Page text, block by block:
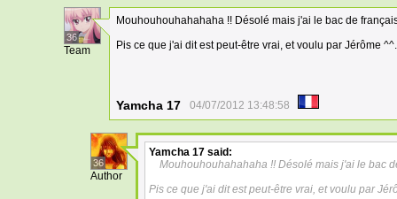
36
Team
Mouhouhouhahahaha !! Désolé mais j'ai le bac de
Pis ce que j'ai dit est peut-être vrai, et voulu par Jérôme ^^.
Yamcha 17 04/07/2012 13:48:58
36
Author
Yamcha 17 said:
Mouhouhouhahahaha !! Désolé mais j'ai le bac
Pis ce que j'ai dit est peut-être vrai, et voulu par